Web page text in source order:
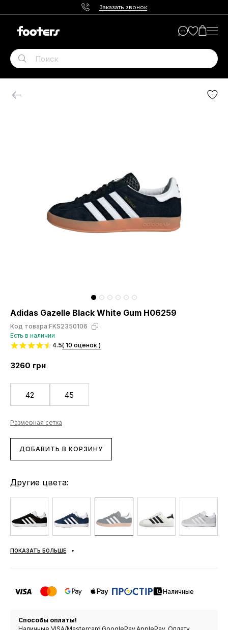
Заказать звонок
Adidas Gazelle Black White Gum H06259
Код товара:FKS2350106
Есть в наличии
4.5( 10 оценок )
3260 грн
42 45
Размерная сетка
ДОБАВИТЬ В КОРЗИНУ
Другие цвета:
ПОКАЗАТЬ БОЛЬШЕ
Наличные
Способы оплаты!